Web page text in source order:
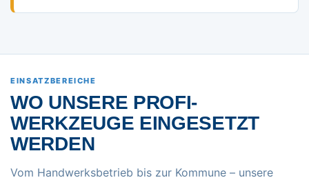
EINSATZBEREICHE
WO UNSERE PROFI-
WERKZEUGE EINGESETZT
WERDEN
Vom Handwerksbetrieb bis zur Kommune – unsere